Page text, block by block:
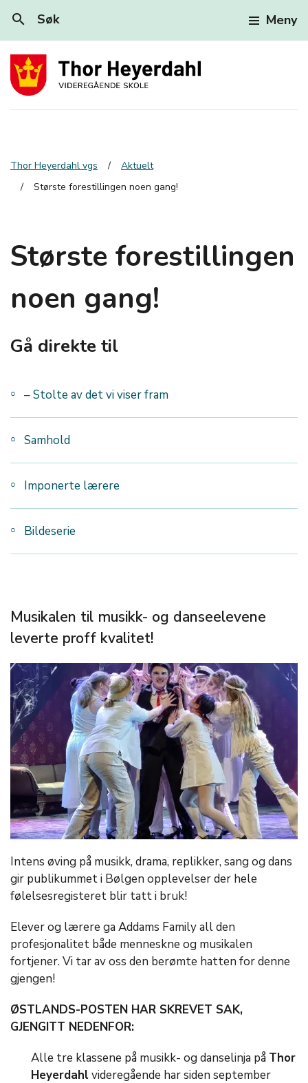
search Søk Meny
Thor Heyerdahl vgs
Aktuelt
Største forestillingen noen gang!
Største forestillingen
noen gang!
Gå direkte til
– Stolte av det vi viser fram
Samhold
Imponerte lærere
Bildeserie
Musikalen til musikk- og danseelevene
leverte proff kvalitet!
Intens øving på musikk, drama, replikker, sang og dans
gir publikummet i Bølgen opplevelser der hele
følelsesregisteret blir tatt i bruk!
Elever og lærere ga Addams Family all den
profesjonalitet både menneskne og musikalen
fortjener. Vi tar av oss den berømte hatten for denne
gjengen!
ØSTLANDS-POSTEN HAR SKREVET SAK,
GJENGITT NEDENFOR:
Alle tre klassene på musikk- og danselinja på Thor
Heyerdahl videregående har siden september